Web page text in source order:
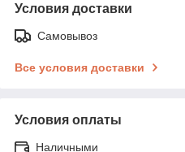
Условия доставки
Самовывоз
Все условия доставки
Условия оплаты
Наличными